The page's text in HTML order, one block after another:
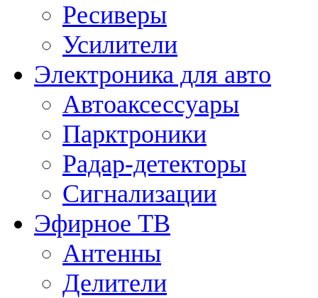
Ресиверы
Усилители
Электроника для авто
Автоаксессуары
Парктроники
Радар-детекторы
Сигнализации
Эфирное ТВ
Антенны
Делители